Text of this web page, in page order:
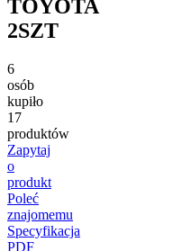
TOYOTA
2SZT
6
osób
kupiło
17
produktów
Zapytaj
o
produkt
Poleć
znajomemu
Specyfikacja
PDF